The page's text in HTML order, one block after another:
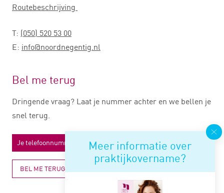
Meer informatie over
praktijkovername?
Routebeschrijving
T: (050) 520 53 00
E: info@noordnegentig.nl
Bel me terug
Dringende vraag? Laat je nummer achter en we bellen je
snel terug.
BEL ME TERUG